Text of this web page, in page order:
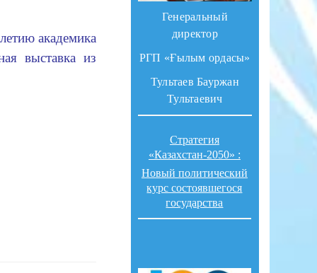
академика
выставка из
Генеральный
директор
РГП «Ғылым ордасы»
Тультаев Бауржан
Тультаевич
Стратегия
«Казахстан-2050» :
Новый политический
курс состоявшегося
государства